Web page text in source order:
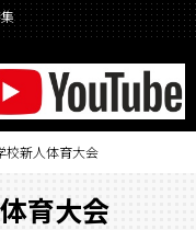
校新人体育大会
育大会